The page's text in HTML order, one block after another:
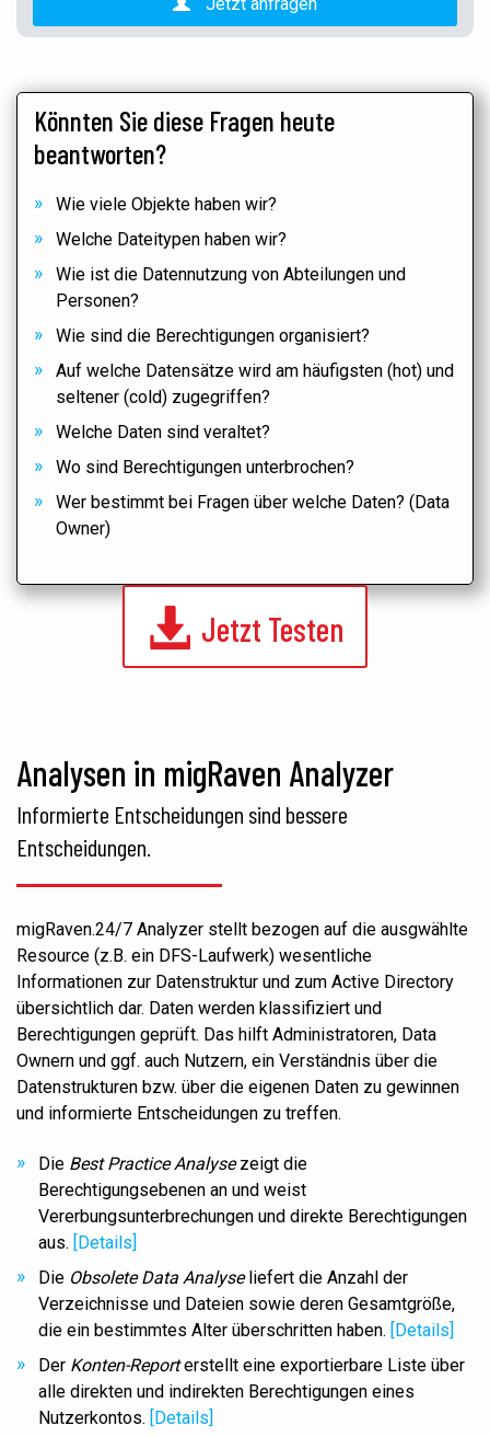
Könnten Sie diese Fragen heute
beantworten?
Wie viele Objekte haben wir?
Welche Dateitypen haben wir?
Wie ist die Datennutzung von Abteilungen und
Personen?
Wie sind die Berechtigungen organisiert?
Auf welche Datensätze wird am häufigsten (hot) und
seltener (cold) zugegriffen?
Welche Daten sind veraltet?
Wo sind Berechtigungen unterbrochen?
Wer bestimmt bei Fragen über welche Daten? (Data
Owner)
Jetzt Testen
Analysen in migRaven Analyzer
Informierte Entscheidungen sind bessere
Entscheidungen.
migRaven.24/7 Analyzer stellt bezogen auf die ausgwählte
Resource (z.B. ein DFS-Laufwerk) wesentliche
Informationen zur Datenstruktur und zum Active Directory
übersichtlich dar. Daten werden klassifiziert und
Berechtigungen geprüft. Das hilft Administratoren, Data
Ownern und ggf. auch Nutzern, ein Verständnis über die
Datenstrukturen bzw. über die eigenen Daten zu gewinnen
und informierte Entscheidungen zu treffen.
Die Best Practice Analysezeigt die
Berechtigungsebenen an und weist
Vererbungsunterbrechungen und direkte Berechtigungen
aus.
[Details]
Die Obsolete Data Analyseliefert die Anzahl der
Verzeichnisse und Dateien sowie deren Gesamtgröße,
die ein bestimmtes Alter überschritten haben.
[Details]
Der Konten-Reporterstellt eine exportierbare Liste über
alle direkten und indirekten Berechtigungen eines
Nutzerkontos.
[Details]